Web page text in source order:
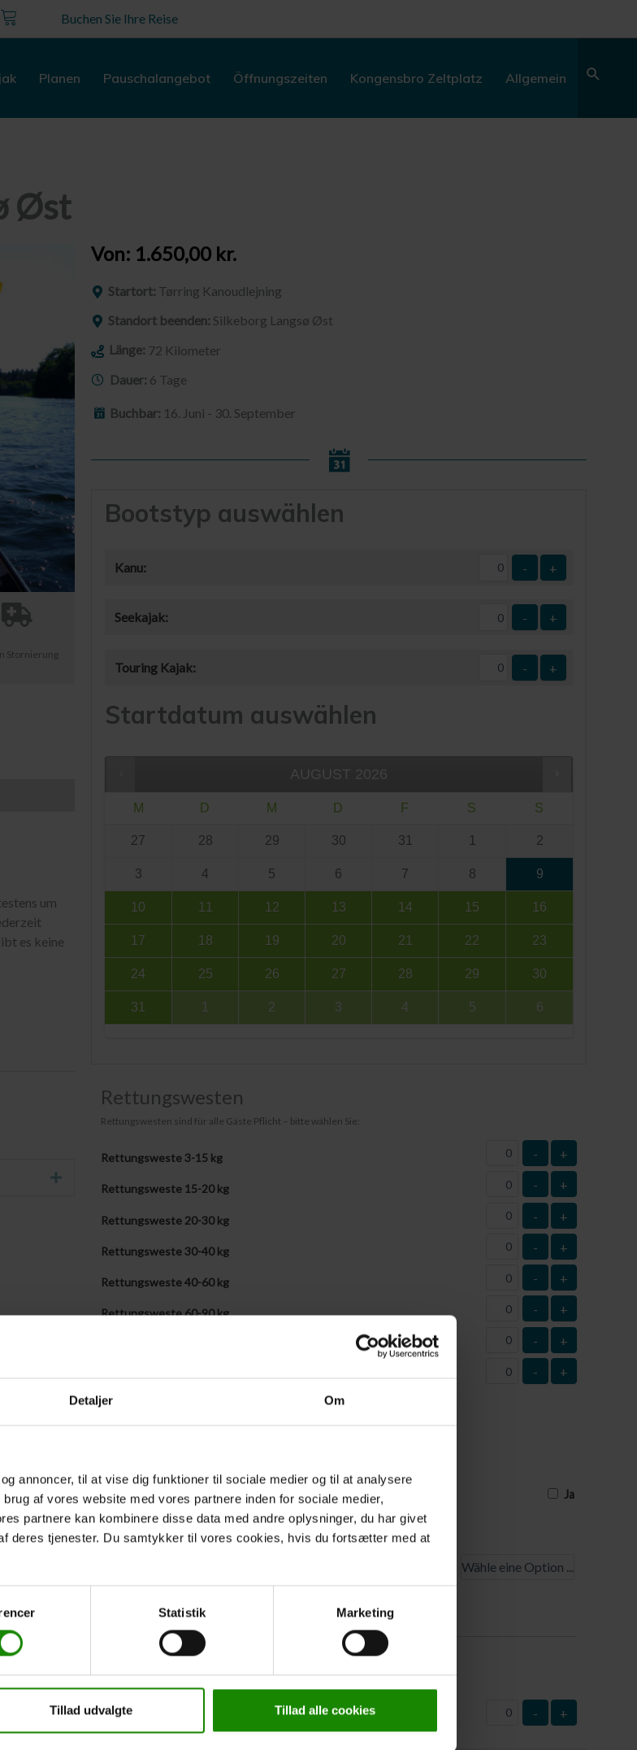
Detaljer Om
annoncer, til at vise dig funktioner til sociale medier og til at analysere
af vores website med vores partnere inden for sociale medier,
partnere kan kombinere disse data med andre oplysninger, du har givet
deres tjenester. Du samtykker til vores cookies, hvis du fortsætter med at
Statistik Marketing
Tillad udvalgte Tillad alle cookies
Kurv Buchen Sie Ihre Reise
Planen Pauschalangebot Öffnungszeiten Kongensbro Zeltplatz Allgemein
Øst
Stornierung
um
es keine
Erweitern Sie
Von: 1.650,00 kr.
Startort: Tørring Kanoudlejning
Standort beenden: Silkeborg Langsø Øst
Länge: 72 Kilometer
Dauer: 6 Tage
Buchbar: 16. Juni - 30. September
Bootstyp auswählen
Kanu: - +
Seekajak: - +
Touring Kajak: - +
Startdatum auswählen
AUGUST 2026
M D M D F S S
27 28 29 30 31 1 2
3 4 5 6 7 8 9
10 11 12 13 14 15 16
17 18 19 20 21 22 23
24 25 26 27 28 29 30
31 1 2 3 4 5 6
Rettungswesten
Rettungswesten sind für alle Gäste Pflicht – bitte wählen Sie:
Rettungsweste 3-15 kg - +
Rettungsweste 15-20 kg - +
Rettungsweste 20-30 kg - +
Rettungsweste 30-40 kg - +
Rettungsweste 40-60 kg - +
Rettungsweste 60-90 kg - +
- +
Eigene Rettungswesten mitbringen (Anzahl) - +
Westengrößen müssen uns spätestens 3 Tage vor Reisebeginn mitgeteilt werden
Ja
Abfahrtszeit*
Zusätzliche Ausrüstung
Kapazität: 60 Liter – Maße: 63x37cm – Material: Kunststoff
- +